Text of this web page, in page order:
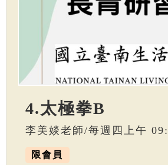
4.太極拳B
李美婒老師/每週四上午
限會員